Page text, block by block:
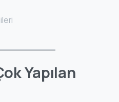
Yapılan